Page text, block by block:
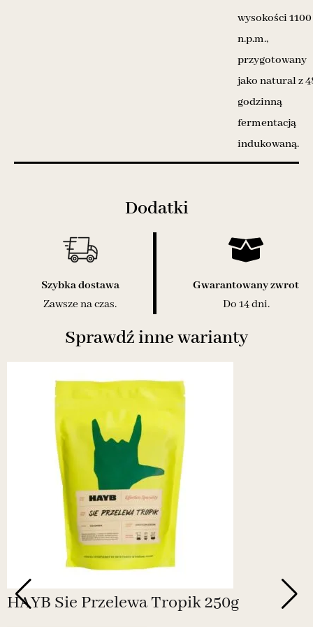
wysokości
n.p.m.,
przygotowany
jako natural z
godzinną
fermentacją
indukowaną.
Dodatki
Szybka dostawa
Zawsze na czas.
Gwarantowany zwrot
Do 14 dni.
Sprawdź inne warianty
HAYB Sie Przelewa Tropik 250g